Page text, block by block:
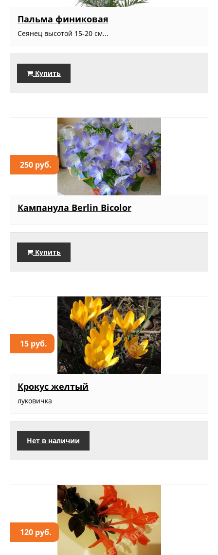
Пальма финиковая
Сеянец высотой 15-20 см...
Купить
250 руб.
Кампанула Berlin Bicolor
Купить
15 руб.
Крокус желтый
луковичка
Нет в наличии
120 руб.